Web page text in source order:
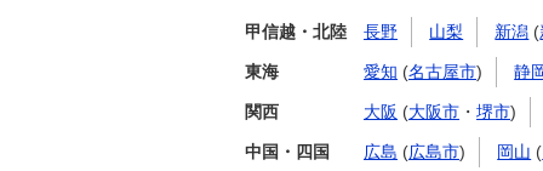
甲信越・北陸 長野 山梨 新潟 (
東海 愛知 (名古屋市) 静
関西 大阪 (大阪市 ・ 堺市)
中国・四国 広島 (広島市) 岡山 (